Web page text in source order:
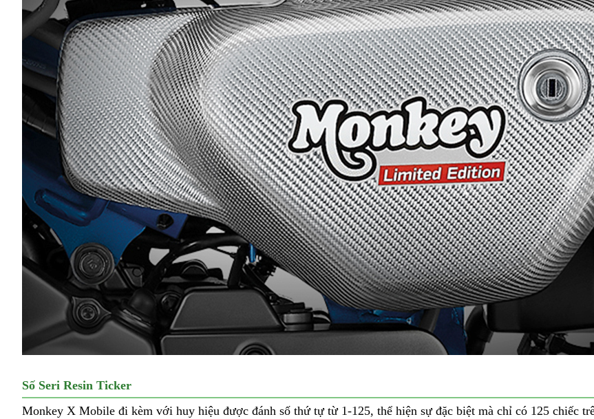
Số Seri Resin Ticker
Monkey X Mobile đi kèm với huy hiệu được đánh số thứ tự từ 1-125, thể hiện sự đặc biệt mà chỉ có 125 chiếc